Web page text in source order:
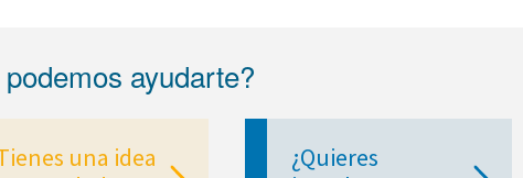
ayudarte?
una idea
¿Quieres